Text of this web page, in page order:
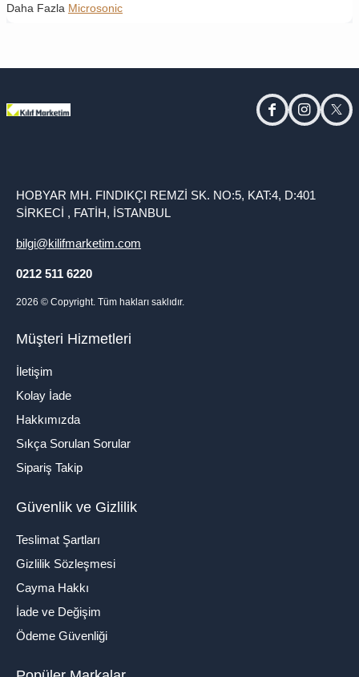
Daha Fazla Microsonic
facebookinstagram
HOBYAR MH. FINDIKÇI REMZİ SK. NO:5, KAT:4, D:401
SİRKECİ , FATİH, İSTANBUL
bilgi@kilifmarketim.com
0212 511 6220
2026 © Copyright. Tüm hakları saklıdır.
Müşteri Hizmetleri
İletişim
Kolay İade
Hakkımızda
Sıkça Sorulan Sorular
Sipariş Takip
Güvenlik ve Gizlilik
Teslimat Şartları
Gizlilik Sözleşmesi
Cayma Hakkı
İade ve Değişim
Ödeme Güvenliği